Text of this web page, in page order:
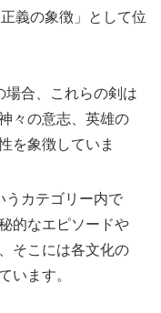
義の象徴」として位
場合、これらの剣は
々の意志、英雄の
を象徴していま
うカテゴリー内で
的なエピソードや
そこには各文化の
います。